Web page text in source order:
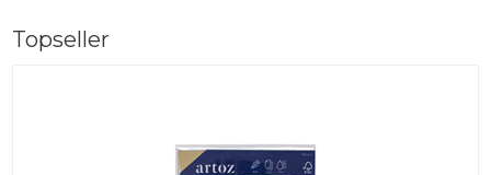
Topseller